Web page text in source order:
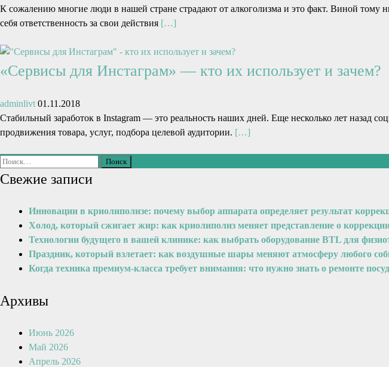
К сожалению многие люди в нашей стране страдают от алкоголизма и это факт. Виной тому
себя ответственность за свои действия […]
«Сервисы для Инстаграм» — кто их использует и зачем?
adminlivt 01.11.2018
Стабильный заработок в Instagram — это реальность наших дней. Еще несколько лет назад
продвижения товара, услуг, подбора целевой аудитории. […]
Свежие записи
Инновации в криолиполизе: почему выбор аппарата определяет результат
Холод, который сжигает жир: как криолиполиз меняет представление о
Технологии будущего в вашей клинике: как выбрать оборудование BTL для
Праздник, который взлетает: как воздушные шары меняют атмосферу любого
Когда техника премиум-класса требует внимания: что нужно знать о ремонте
Архивы
Июнь 2026
Май 2026
Апрель 2026